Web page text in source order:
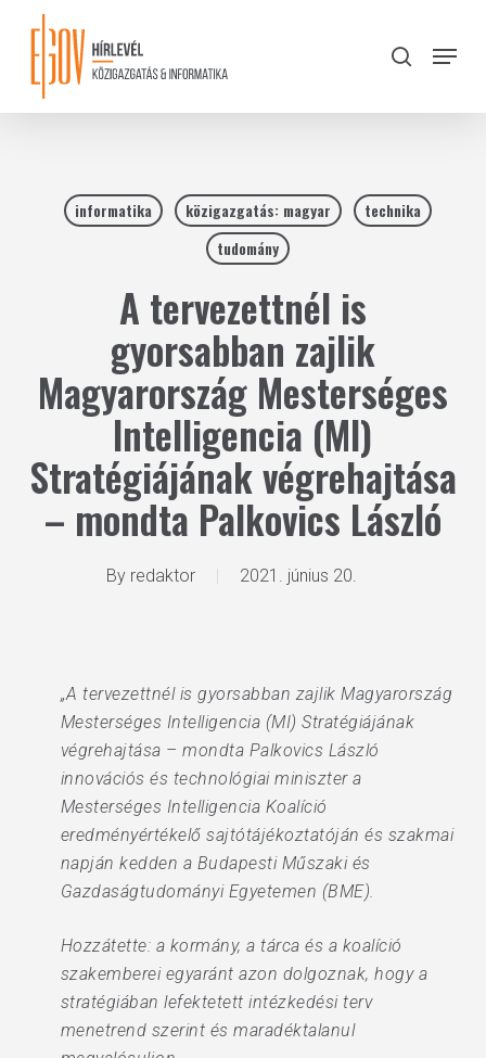
content
search
Menu
informatika közigazgatás: magyar
technika
tudomány
A tervezettnél is
gyorsabban zajlik
Magyarország Mesterséges
Intelligencia (MI)
Stratégiájának végrehajtása
– mondta Palkovics László
By redaktor 2021. június 20.
„A tervezettnél is gyorsabban zajlik Magyarország
Mesterséges Intelligencia (MI) Stratégiájának
végrehajtása – mondta Palkovics László
innovációs és technológiai miniszter a
Mesterséges Intelligencia Koalíció
eredményértékelő sajtótájékoztatóján és szakmai
napján kedden a Budapesti Műszaki és
Gazdaságtudományi Egyetemen (BME).
Hozzátette: a kormány, a tárca és a koalíció
szakemberei egyaránt azon dolgoznak, hogy a
stratégiában lefektetett intézkedési terv
menetrend szerint és maradéktalanul
Close